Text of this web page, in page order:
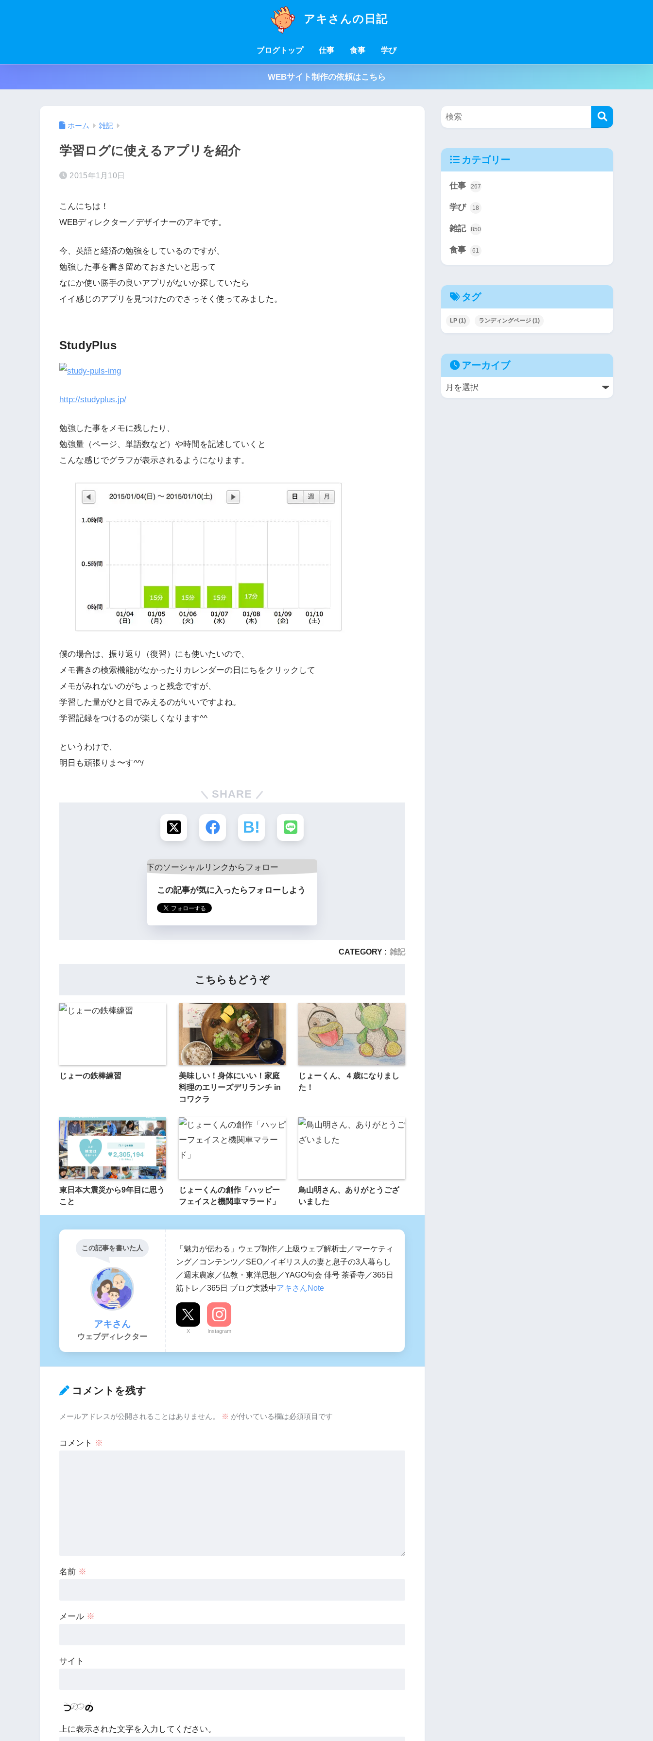
アキさんの日記
ブログトップ 仕事 食事 学び
WEBサイト制作の依頼はこちら
ホーム 雑記
学習ログに使えるアプリを紹介
2015年1月10日
こんにちは！
WEBディレクター／デザイナーのアキです。
今、英語と経済の勉強をしているのですが、
勉強した事を書き留めておきたいと思って
なにか使い勝手の良いアプリがないか探していたら
イイ感じのアプリを見つけたのでさっそく使ってみました。
StudyPlus
http://studyplus.jp/
勉強した事をメモに残したり、
勉強量（ページ、単語数など）や時間を記述していくと
こんな感じでグラフが表示されるようになります。
僕の場合は、振り返り（復習）にも使いたいので、
メモ書きの検索機能がなかったりカレンダーの日にちをクリックして
メモがみれないのがちょっと残念ですが、
学習した量がひと目でみえるのがいいですよね。
学習記録をつけるのが楽しくなります^^
というわけで、
明日も頑張りま〜す^^/
SHARE
この記事が気に入ったらフォローしよう
CATEGORY : 雑記
こちらもどうぞ
じょーの鉄棒練習
美味しい！身体にいい！家庭
料理のエリーズデリランチ in
コワクラ
じょーくん、４歳になりまし
た！
東日本大震災から9年目に思う
こと
じょーくんの創作「ハッピー
フェイスと機関車マラード」
鳥山明さん、ありがとうござ
いました
この記事を書いた人
アキさん
ウェブディレクター
「魅力が伝わる」ウェブ制作／上級ウェブ解析士／マーケティ
ング／コンテンツ／SEO／イギリス人の妻と息子の3人暮らし
／週末農家／仏教・東洋思想／YAGO句会 俳号 茶香寺／365日
筋トレ／365日 ブログ実践中アキさんNote
X Instagram
コメントを残す
メールアドレスが公開されることはありません。 ※ が付いている欄は必須項目です
コメント ※
名前 ※
メール ※
サイト
上に表示された文字を入力してください。
カテゴリー
仕事 267
学び 18
雑記 850
食事 61
タグ
LP (1) ランディングページ (1)
アーカイブ